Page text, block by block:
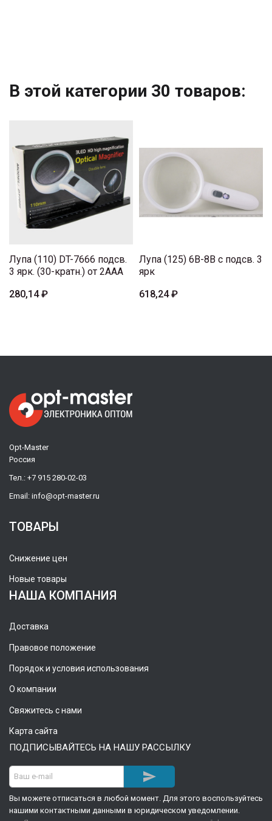
В этой категории 30 товаров:
Лупа (110) DT-7666 подсв.
3 ярк. (30-кратн.) от 2AAA
280,14 ₽
Лупа (125) 6B-8B с подсв. 3
ярк
618,24 ₽
Opt-Master
Россия
Тел.: +7 915 280-02-03
Email: info@opt-master.ru
ТОВАРЫ
Снижение цен
Новые товары
НАША КОМПАНИЯ
Доставка
Правовое положение
Порядок и условия использования
О компании
Свяжитесь с нами
Карта сайта
ПОДПИСЫВАЙТЕСЬ НА НАШУ РАССЫЛКУ

Вы можете отписаться в любой момент. Для этого воспользуйтесь
нашими контактными данными в юридическом уведомлении.